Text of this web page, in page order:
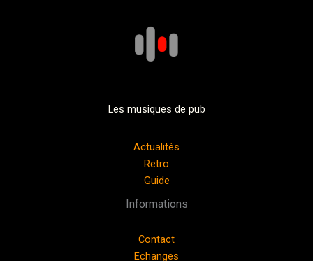
Les musiques de pub
Actualités
Retro
Guide
Informations
Contact
Echanges